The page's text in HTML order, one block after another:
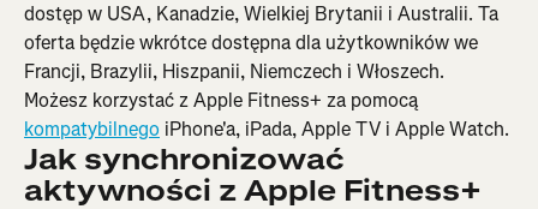
dostęp w USA, Kanadzie, Wielkiej Brytanii i Australii. Ta
oferta będzie wkrótce dostępna dla użytkowników we
Francji, Brazylii, Hiszpanii, Niemczech i Włoszech.
Możesz korzystać z Apple Fitness+ za pomocą
kompatybilnego iPhone'a, iPada, Apple TV i Apple Watch.
Jak synchronizować
aktywności z Apple Fitness+